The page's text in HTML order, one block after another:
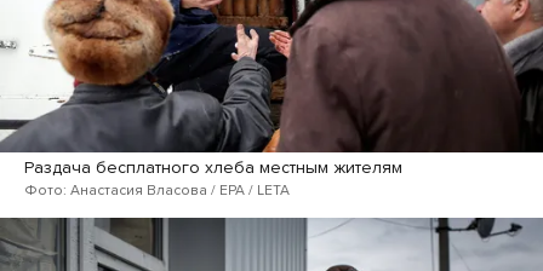
Раздача бесплатного хлеба местным жителям
Фото: Анастасия Власова / EPA / LETA